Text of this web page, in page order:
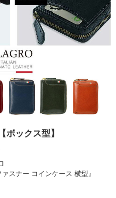
ックス型】
スナー コインケース 横型』